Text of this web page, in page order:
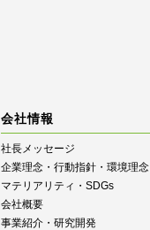
会社情報
社長メッセージ
企業理念・行動指針・環境理念
マテリアリティ・SDGs
会社概要
事業紹介・研究開発